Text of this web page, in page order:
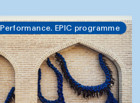
Performance. EPIC programme